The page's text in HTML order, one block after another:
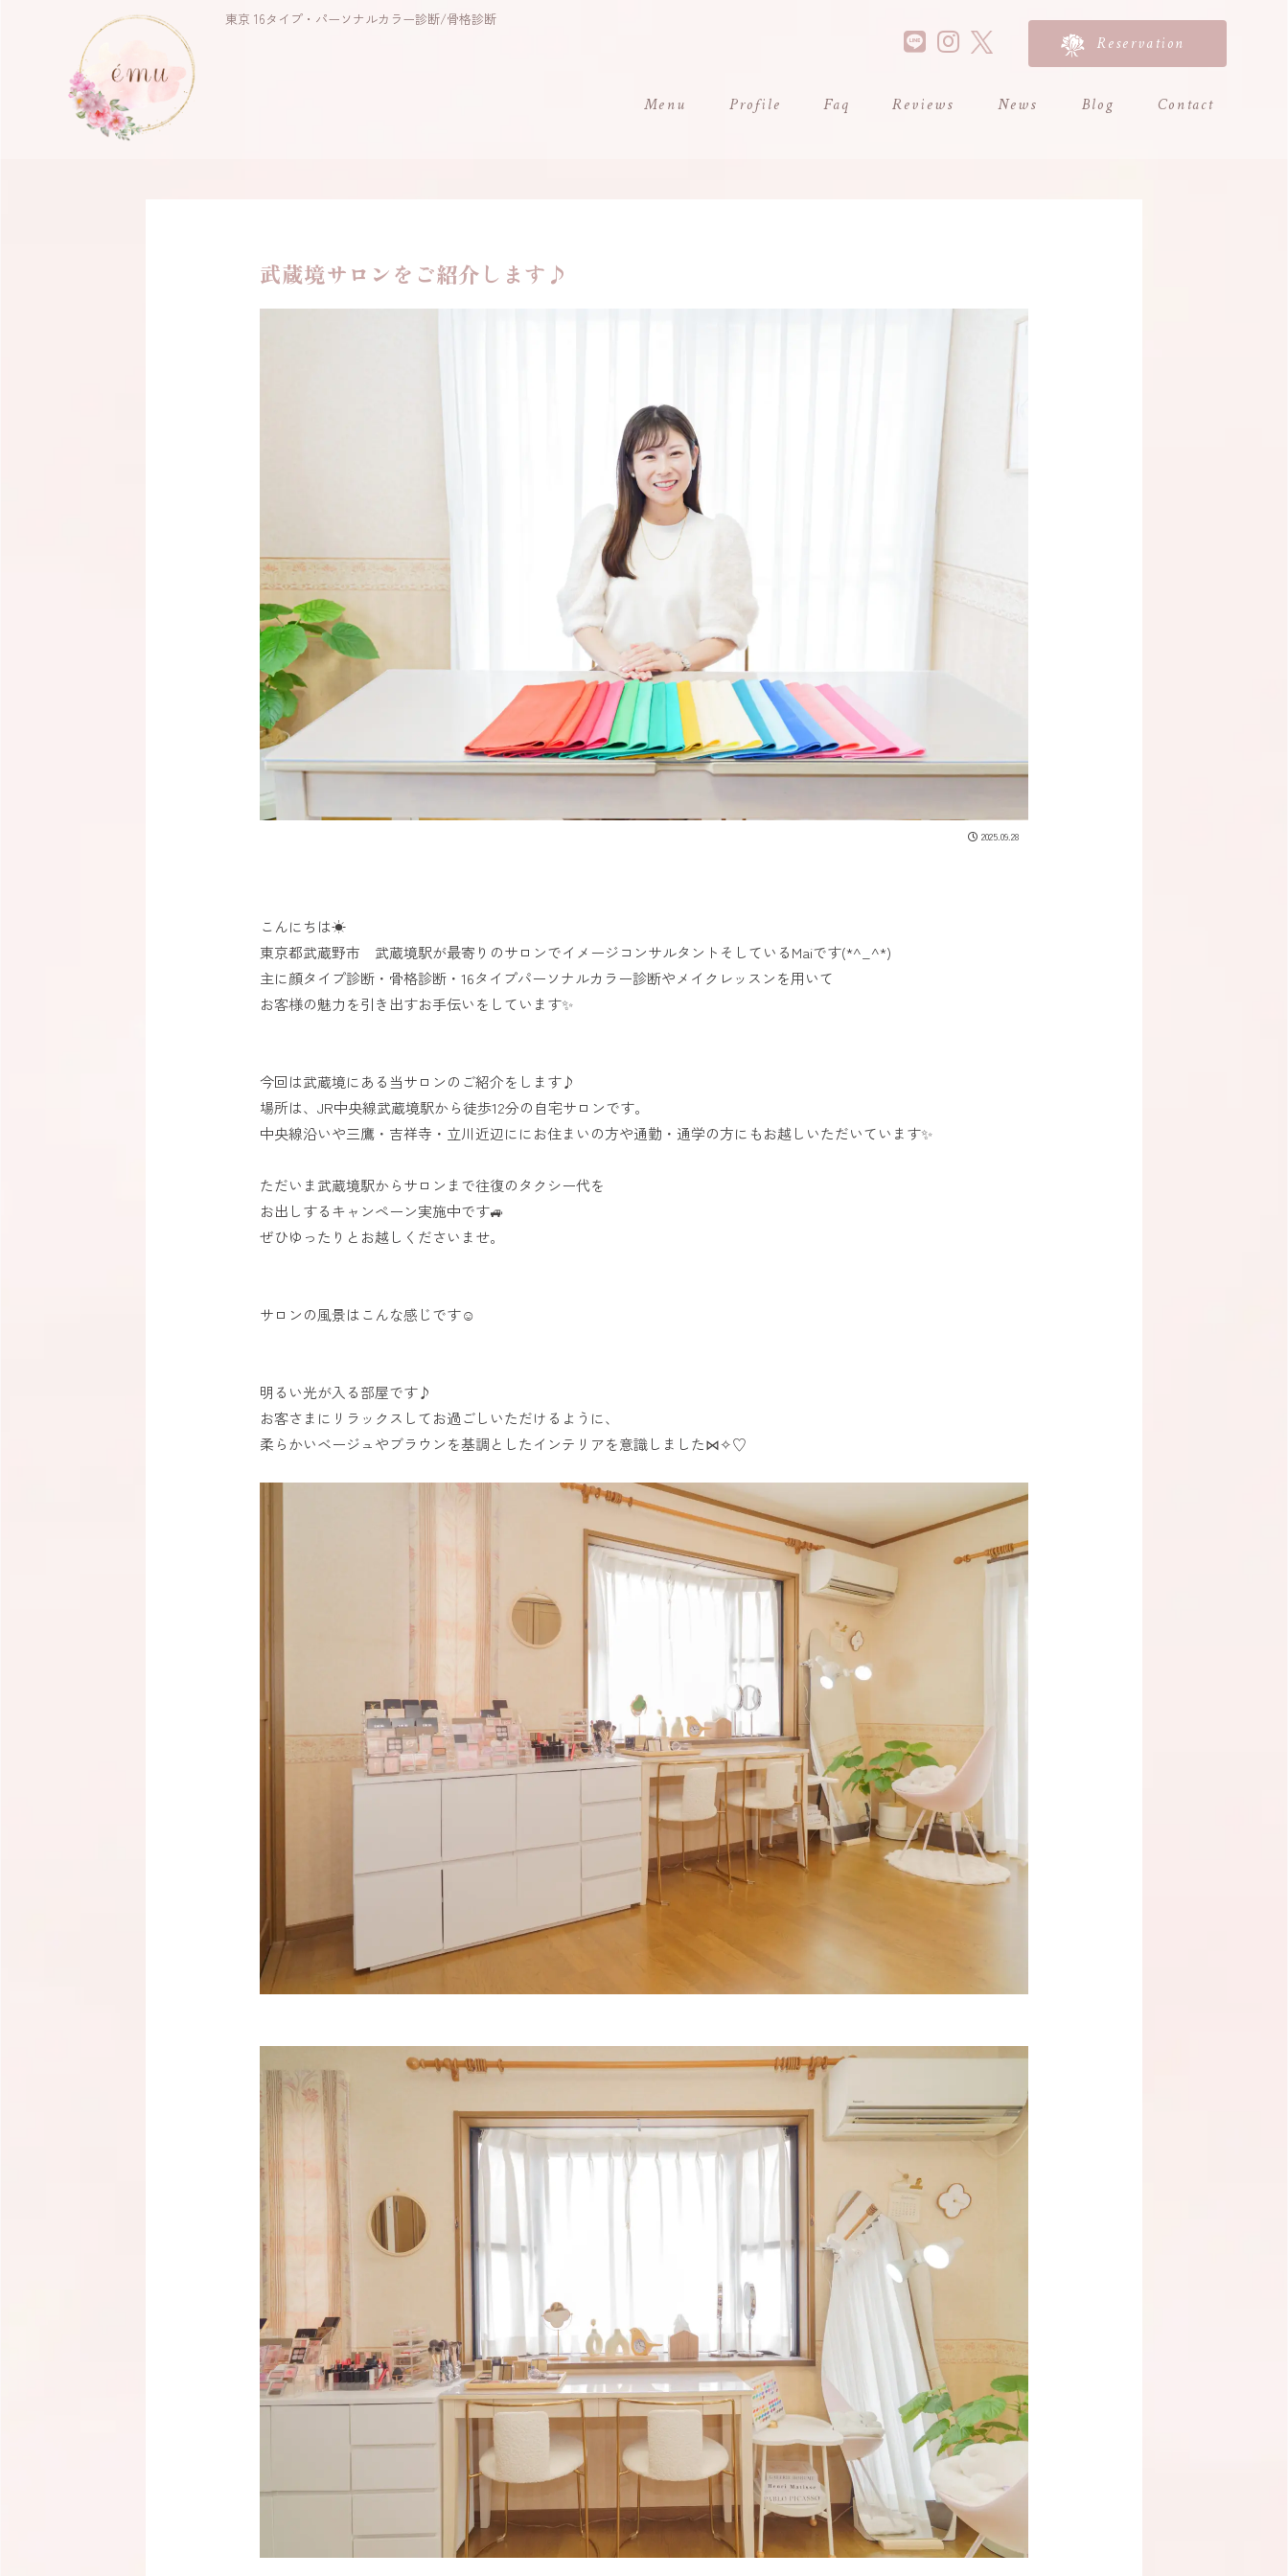
東京 16タイプ・パーソナルカラー診断/骨格診断
Reservation
Menu Profile Faq Reviews News Blog Contact
武蔵境サロンをご紹介します♪
2025.09.28
こんにちは☀
東京都武蔵野市 武蔵境駅が最寄りのサロンでイメージコンサルタントそしているMaiです(*^_^*)
主に顔タイプ診断・骨格診断・16タイプパーソナルカラー診断やメイクレッスンを用いて
お客様の魅力を引き出すお手伝いをしています✨
今回は武蔵境にある当サロンのご紹介をします♪
場所は、JR中央線武蔵境駅から徒歩12分の自宅サロンです。
中央線沿いや三鷹・吉祥寺・立川近辺ににお住まいの方や通勤・通学の方にもお越しいただいています✨
ただいま武蔵境駅からサロンまで往復のタクシー代を
お出しするキャンペーン実施中です🚙
ぜひゆったりとお越しくださいませ。
サロンの風景はこんな感じです☺
明るい光が入る部屋です♪
お客さまにリラックスしてお過ごしいただけるように、
柔らかいベージュやブラウンを基調としたインテリアを意識しました⋈✧♡